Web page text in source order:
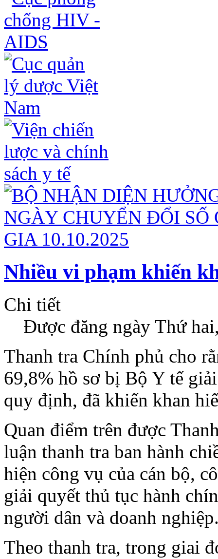
Nhiều vi phạm khiến
Chi tiết
Được đăng ngày Thứ
Thanh tra Chính phủ cho
69,8% hồ sơ bị Bộ Y tế
quy định, đã khiến khan
Quan điểm trên được
luận thanh tra ban hành
hiện công vụ của cán bộ,
giải quyết thủ tục hành
người dân và doanh
Theo thanh tra, trong giai